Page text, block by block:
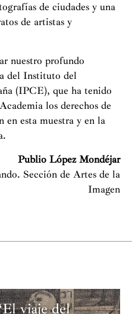
de ciudades y una
de artistas y
nuestro profundo
del Instituto del
(IPCE), que ha tenido
los derechos de
en esta muestra y en la
Publio López Mondéjar
Sección de Artes de la
Imagen
viaje del